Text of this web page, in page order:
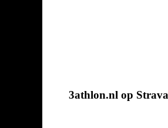
3athlon.nl op Strava